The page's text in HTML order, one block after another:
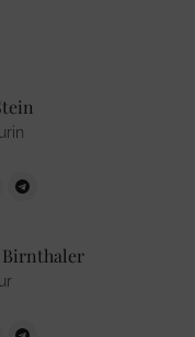
Birnthaler